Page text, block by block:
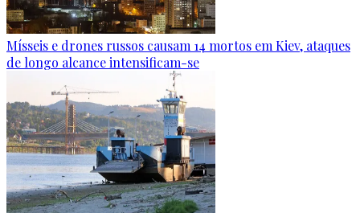
Mísseis e drones russos causam 14 mortos em Kiev, ataques
de longo alcance intensificam-se